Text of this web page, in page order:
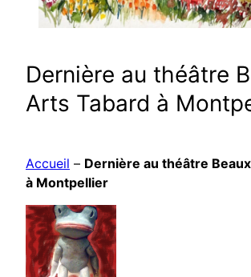
Dernière au théâtre
Arts Tabard à
Accueil – Dernière au théâtre
à Montpellier